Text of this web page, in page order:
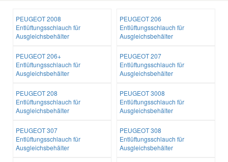
PEUGEOT 2008
Entlüftungsschlauch für
Ausgleichsbehälter
PEUGEOT 206
Entlüftungsschlauch für
Ausgleichsbehälter
PEUGEOT 206+
Entlüftungsschlauch für
Ausgleichsbehälter
PEUGEOT 207
Entlüftungsschlauch für
Ausgleichsbehälter
PEUGEOT 208
Entlüftungsschlauch für
Ausgleichsbehälter
PEUGEOT 3008
Entlüftungsschlauch für
Ausgleichsbehälter
PEUGEOT 307
Entlüftungsschlauch für
Ausgleichsbehälter
PEUGEOT 308
Entlüftungsschlauch für
Ausgleichsbehälter